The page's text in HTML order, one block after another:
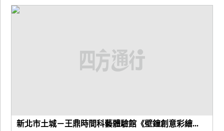
新北市土城－王鼎時間科藝體驗館《壁鐘創意彩繪...